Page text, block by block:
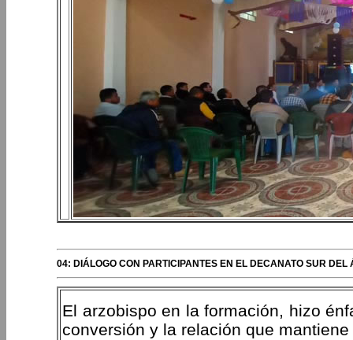
04: DIÁLOGO CON PARTICIPANTES EN EL DECANATO SUR
El arzobispo en la formación, hizo
conversión y la relación que